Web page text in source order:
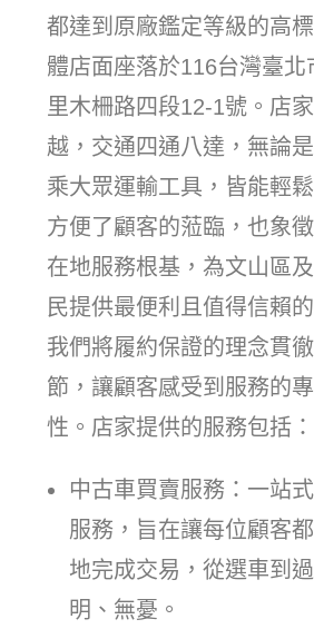
都達到原廠鑑定等級的高
體店面座落於116台灣臺北
里木柵路四段12-1號。店
越，交通四通八達，無論
乘大眾運輸工具，皆能輕
方便了顧客的蒞臨，也象
在地服務根基，為文山區
民提供最便利且值得信賴
我們將履約保證的理念貫
節，讓顧客感受到服務的
性。店家提供的服務包括：
中古車買賣服務：一站
服務，旨在讓每位顧客
地完成交易，從選車到
明、無憂。